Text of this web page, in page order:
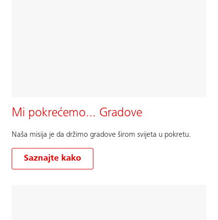
Mi pokrećemo... Gradove
Naša misija je da držimo gradove širom svijeta u pokretu.
Saznajte kako